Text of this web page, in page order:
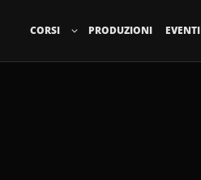
CORSI PRODUZIONI EVENTI